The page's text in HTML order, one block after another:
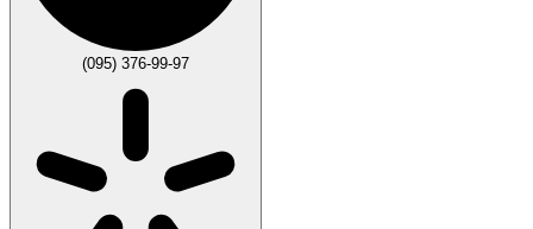
(095) 376-99-97